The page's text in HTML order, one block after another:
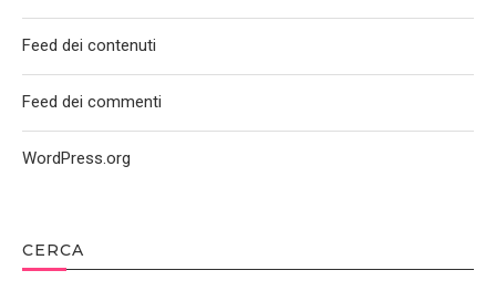
CERCA
Feed dei contenuti
Feed dei commenti
WordPress.org